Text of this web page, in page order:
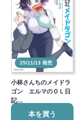
25/11/13 発売
小林さんちのメイドラ
ゴン エルマのＯＬ日
記…
本を買う